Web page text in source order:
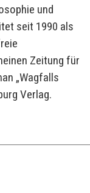
und
seit 1990 als
Zeitung für
„Wagfalls
Verlag.